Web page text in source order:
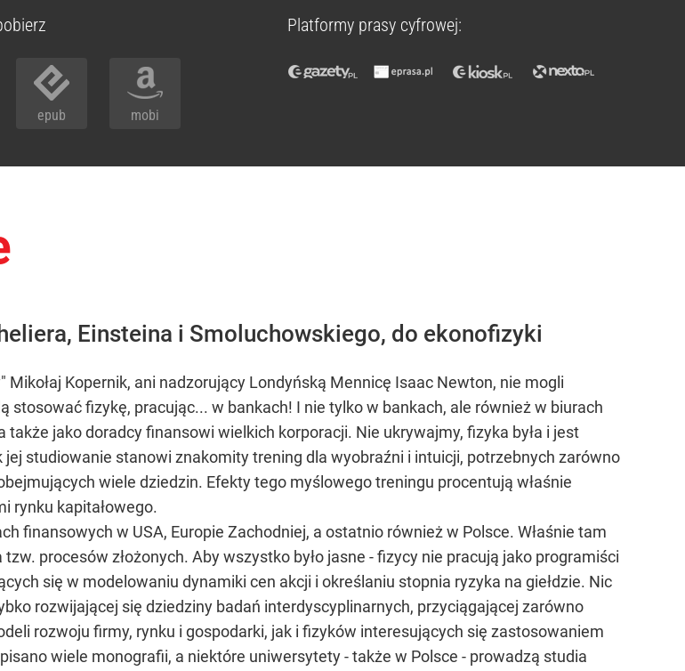
epub mobi
Platformy prasy cyfrowej:
Einsteina i Smoluchowskiego, do ekonofizyki
Kopernik, ani nadzorujący Londyńską Mennicę Isaac Newton, nie mogli
stosować fizykę, pracując... w bankach! I nie tylko w bankach, ale również w biurach
jako doradcy finansowi wielkich korporacji. Nie ukrywajmy, fizyka była i jest
studiowanie stanowi znakomity trening dla wyobraźni i intuicji, potrzebnych zarówno
wiele dziedzin. Efekty tego myślowego treningu procentują właśnie
rynku kapitałowego.
finansowych w USA, Europie Zachodniej, a ostatnio również w Polsce. Właśnie tam
procesów złożonych. Aby wszystko było jasne - fizycy nie pracują jako programiści
się w modelowaniu dynamiki cen akcji i określaniu stopnia ryzyka na giełdzie. Nic
rozwijającej się dziedziny badań interdyscyplinarnych, przyciągającej zarówno
rozwoju firmy, rynku i gospodarki, jak i fizyków interesujących się zastosowaniem
wiele monografii, a niektóre uniwersytety - także w Polsce - prowadzą studia